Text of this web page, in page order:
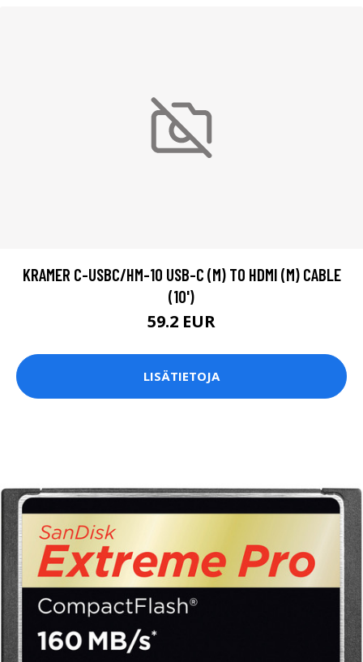
KRAMER C-USBC/HM-10 USB-C (M) TO HDMI (M) CABLE
(10')
59.2 EUR
LISÄTIETOJA